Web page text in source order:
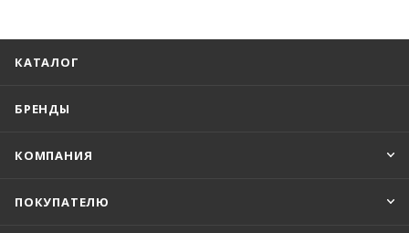
КАТАЛОГ
БРЕНДЫ
КОМПАНИЯ
ПОКУПАТЕЛЮ